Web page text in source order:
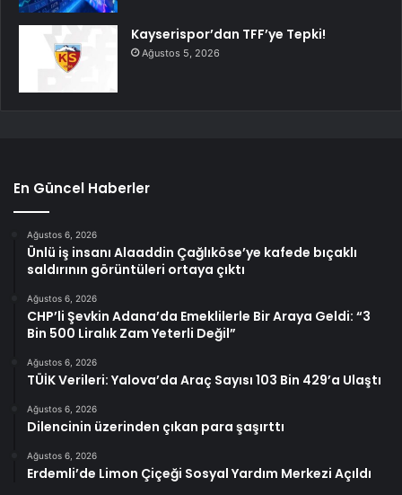
Kayserispor’dan TFF’ye Tepki!
Ağustos 5, 2026
En Güncel Haberler
Ağustos 6, 2026
Ünlü iş insanı Alaaddin Çağlıköse’ye kafede bıçaklı
saldırının görüntüleri ortaya çıktı
Ağustos 6, 2026
CHP’li Şevkin Adana’da Emeklilerle Bir Araya Geldi: “3
Bin 500 Liralık Zam Yeterli Değil”
Ağustos 6, 2026
TÜİK Verileri: Yalova’da Araç Sayısı 103 Bin 429’a Ulaştı
Ağustos 6, 2026
Dilencinin üzerinden çıkan para şaşırttı
Ağustos 6, 2026
Erdemli’de Limon Çiçeği Sosyal Yardım Merkezi Açıldı